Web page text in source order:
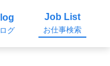
グ
Job List
お仕事検索